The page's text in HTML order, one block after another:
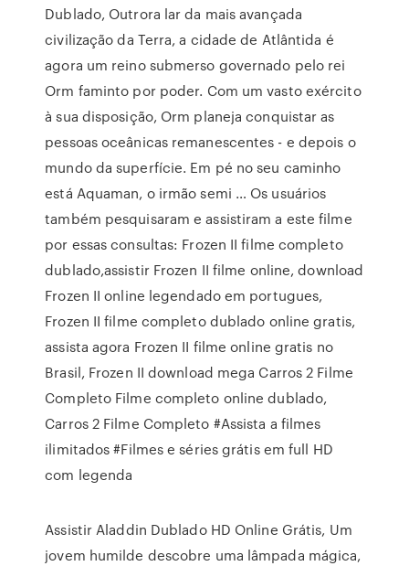
Dublado, Outrora lar da mais avançada
civilização da Terra, a cidade de Atlântida é
agora um reino submerso governado pelo rei
Orm faminto por poder. Com um vasto exército
à sua disposição, Orm planeja conquistar as
pessoas oceânicas remanescentes - e depois o
mundo da superfície. Em pé no seu caminho
está Aquaman, o irmão semi … Os usuários
também pesquisaram e assistiram a este filme
por essas consultas: Frozen II filme completo
dublado,assistir Frozen II filme online, download
Frozen II online legendado em portugues,
Frozen II filme completo dublado online gratis,
assista agora Frozen II filme online gratis no
Brasil, Frozen II download mega Carros 2 Filme
Completo Filme completo online dublado,
Carros 2 Filme Completo #Assista a filmes
ilimitados #Filmes e séries grátis em full HD
com legenda
Assistir Aladdin Dublado HD Online Grátis, Um
jovem humilde descobre uma lâmpada mágica,